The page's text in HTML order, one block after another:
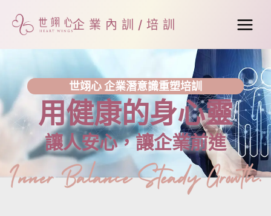
企業內訓/培訓
世翊心 企業潛意識重塑培訓
用健康的身心靈
讓人安心，讓企業前進